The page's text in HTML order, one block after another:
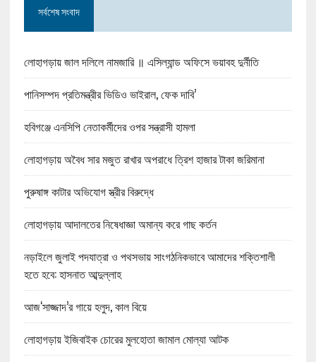
সর্বশেষ সংবাদ
লোহাগড়ায় জাল দলিলে নামজারি ॥ এসিল্যান্ড অফিসে ভয়াবহ দুর্নীতি
পানিসম্পদ প্রতিমন্ত্রীর ভিডিও ভাইরাল, ফেক দাবি’
হবিগঞ্জে এনসিপি নেতাকর্মীদের ওপর সন্ত্রাসী হামলা
লোহাগড়ায় অবৈধ সার মজুত রাখার অপরাধে ত্রিশ হাজার টাকা জরিমানা
পুরুষাঙ্গ কাটার অভিযোগ স্ত্রীর বিরুদ্ধে
লোহাগড়ায় আদালতের নিষেধাজ্ঞা অমান্য করে গাছ কর্তন
নড়াইলে জুলাই পদযাত্রা ও পথসভায় সাংগঠনিকভাবে আমাদের শক্তিশালী
হতে হবে: হাসনাত আব্দুল্লাহ
আজ‘সাজ্জাদ’র গায়ে হলুদ, কাল বিয়ে
লোহাগড়ায় ইজিবাইক চোরের মুলহোতা জামাল মোল্যা আটক